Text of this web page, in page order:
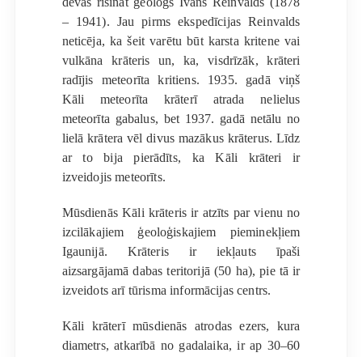
– 1941). Jau pirms ekspedīcijas Reinvalds
neticēja, ka šeit varētu būt karsta kritene vai
vulkāna krāteris un, ka, visdrīzāk, krāteri
radījis meteorīta kritiens. 1935. gadā viņš
Kāli meteorīta krāterī atrada nelielus
meteorīta gabalus, bet 1937. gadā netālu no
lielā krātera vēl divus mazākus krāterus. Līdz
ar to bija pierādīts, ka Kāli krāteri ir
izveidojis meteorīts.
Mūsdienās Kāli krāteris ir atzīts par vienu no
izcilākajiem ģeoloģiskajiem pieminekļiem
Igaunijā. Krāteris ir iekļauts īpaši
aizsargājamā dabas teritorijā (50 ha), pie tā ir
izveidots arī tūrisma informācijas centrs.
Kāli krāterī mūsdienās atrodas ezers, kura
diametrs, atkarībā no gadalaika, ir ap 30–60